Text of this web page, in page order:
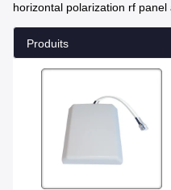
horizontal polarization rf panel
Produits